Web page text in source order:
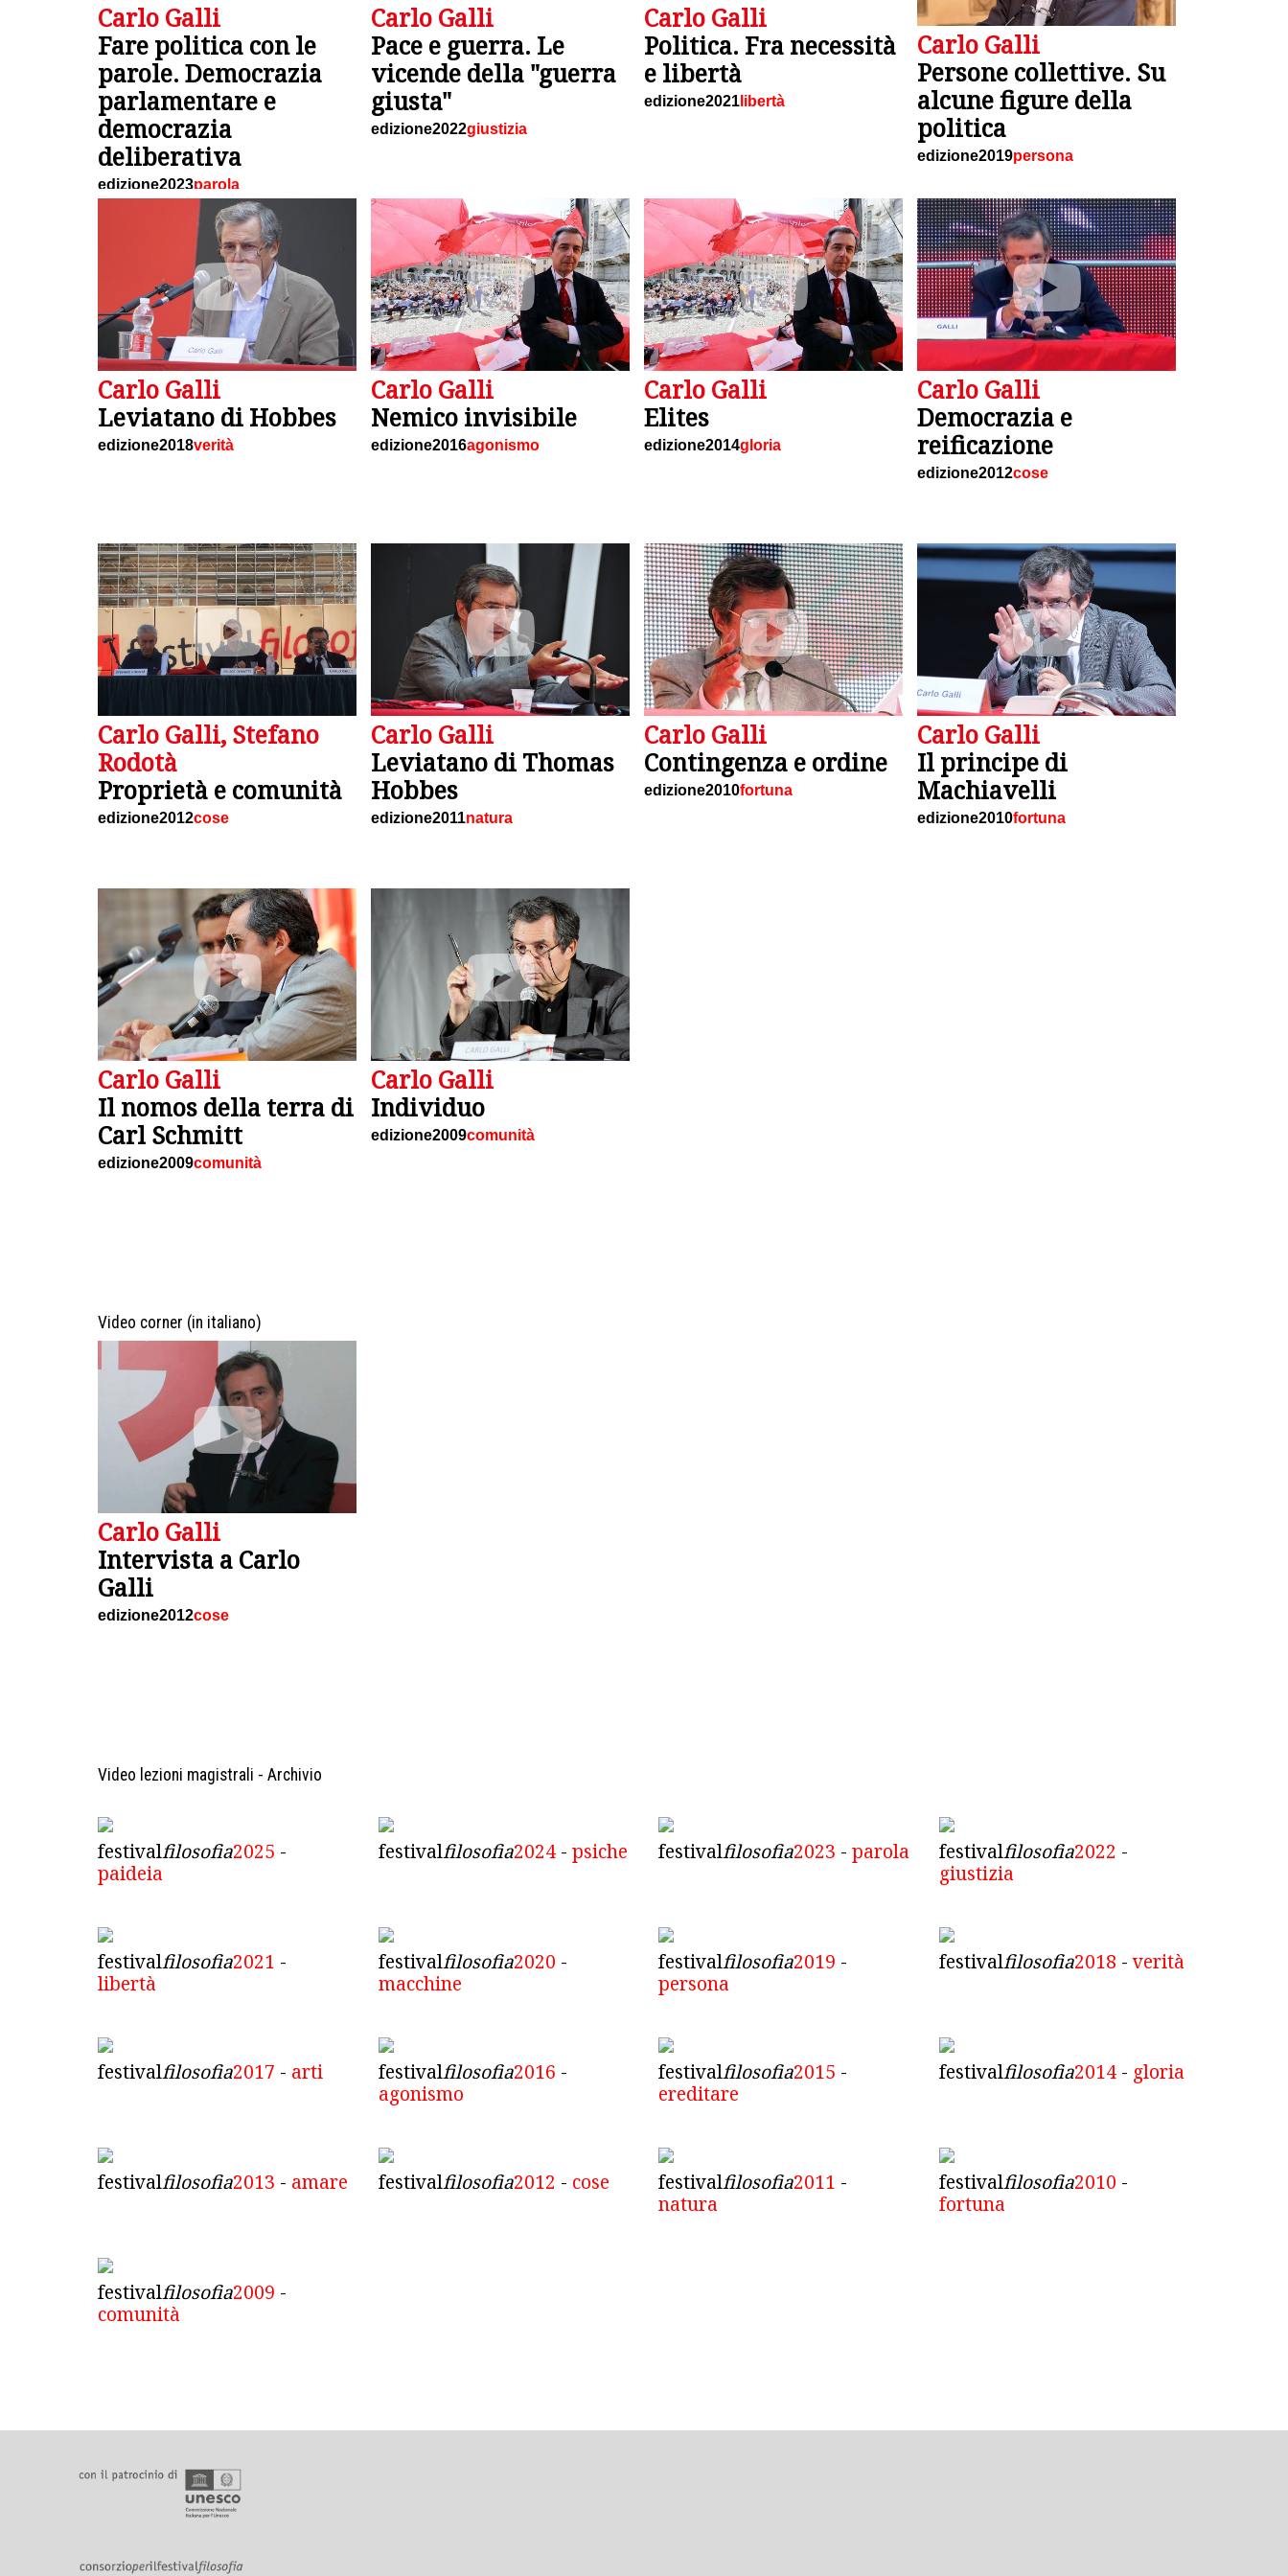
Carlo Galli
Fare politica con le
parole. Democrazia
parlamentare e
democrazia
deliberativa
edizione2023parola
Carlo Galli
Pace e guerra. Le
vicende della "guerra
giusta"
edizione2022giustizia
Carlo Galli
Politica. Fra necessità
e libertà
edizione2021 libertà
Carlo Galli
Persone collettive. Su
alcune figure della
politica
edizione2019persona
Carlo Galli
Leviatano di Hobbes
edizione2018verità
Carlo Galli
Nemico invisibile
edizione2016agonismo
Carlo Galli
Elites
edizione2014gloria
Carlo Galli
Democrazia e
reificazione
edizione2012cose
Carlo Galli, Stefano
Rodotà
Proprietà e comunità
edizione2012cose
Carlo Galli
Leviatano di Thomas
Hobbes
edizione2011natura
Carlo Galli
Contingenza e ordine
edizione2010fortuna
Carlo Galli
Il principe di
Machiavelli
edizione2010fortuna
Carlo Galli
Il nomos della terra di
Carl Schmitt
edizione2009comunità
Carlo Galli
Individuo
edizione2009comunità
Video corner (in italiano)
Carlo Galli
Intervista a Carlo
Galli
edizione2012cose
Video lezioni magistrali - Archivio
festivalfilosofia2025 -
paideia
festivalfilosofia2024- psiche festivalfilosofia2023 - parola festivalfilosofia2022 -
giustizia
festivalfilosofia2021 -
libertà
festivalfilosofia2020 -
macchine
festivalfilosofia2019 -
persona
festivalfilosofia2018 -verità
festivalfilosofia2017 - arti festivalfilosofia2016 -
agonismo
festivalfilosofia2015 -
ereditare
festivalfilosofia2014- gloria
festivalfilosofia2013 - amare festivalfilosofia2012 - cose festivalfilosofia2011 -
natura
festivalfilosofia2010 -
fortuna
festivalfilosofia2009 -
comunità